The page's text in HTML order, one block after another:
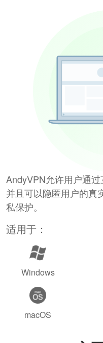
AndyVPN允许用户通
并且可以隐匿用户的真
私保护。
适用于：
Windows
macOS